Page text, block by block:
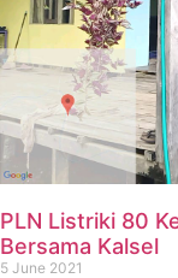
PLN Listriki 80
Bersama Kalsel
5 June 2021